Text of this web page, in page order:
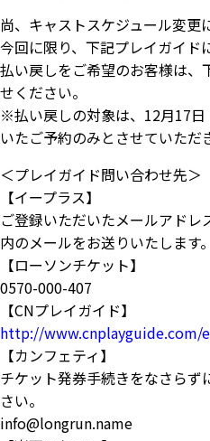
尚、キャストスケジュール変更
今回に限り、下記プレイガイド
払い戻しをご希望のお客様は、
せください。
※払い戻しの対象は、12月17
いたご予約のみとさせていただ
＜プレイガイド問い合わせ先＞
【イープラス】
ご登録いただいたメールアド
内のメールをお送りいたします。
【ローソンチケット】
0570-000-407
【CNプレイガイド】
http://www.cnplayguide.com/
【カンフェティ】
チケット発券手続きをなさら
さい。
info@longrun.name